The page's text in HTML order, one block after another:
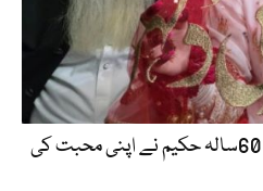
پہلے پیار ہوا اور پھر نکاح کیا، 60سالہ حکیم نے اپنی محبت کی